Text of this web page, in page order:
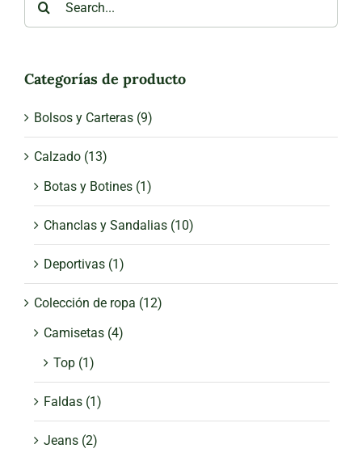
Categorías de producto
Bolsos y Carteras (9)
Calzado (13)
Botas y Botines (1)
Chanclas y Sandalias (10)
Deportivas (1)
Colección de ropa (12)
Camisetas (4)
Top (1)
Faldas (1)
Jeans (2)